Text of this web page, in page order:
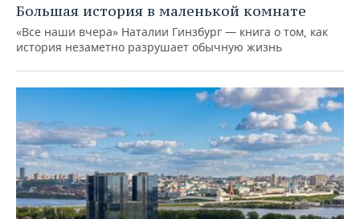
Большая история в маленькой комнате
«Все наши вчера» Наталии Гинзбург — книга о том, как
история незаметно разрушает обычную жизнь